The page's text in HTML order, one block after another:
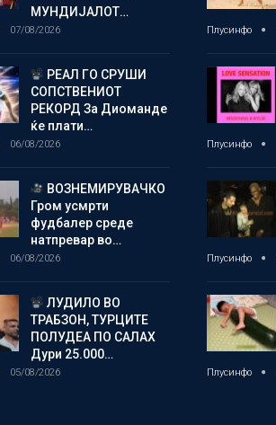
МУНДИЈАЛОТ…
07/08/2026
РЕАЛ ГО СРУШИ
СОПСТВЕНИОТ
РЕКОРД За Диоманде
ќе плати…
06/08/2026
ВОЗНЕМИРУВАЧКО
Гром усмрти
фудбалер среде
натпревар во…
06/08/2026
ЛУДИЛО ВО
ТРАБЗОН, ТУРЦИТЕ
ПОЛУДЕА ПО САЛАХ
Дури 25.000…
05/08/2026
Плусинфо
Плусинфо
Плусинфо
Плусинфо